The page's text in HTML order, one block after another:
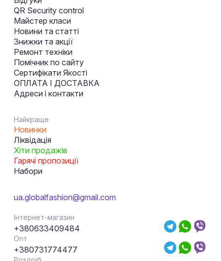
QR Security control
Майстер класи
Новини та статті
Знижки та акції
Ремонт техніки
Помічник по сайту
Сертифікати Якості
ОПЛАТА І ДОСТАВКА
Адреси і контакти
Найкраще
Новинки
Ліквідація
Хіти продажів
Гарячі пропозиції
Набори
ua.globalfashion@gmail.com
Інтернет-магазин
+380633409484
Опт
+380731774477